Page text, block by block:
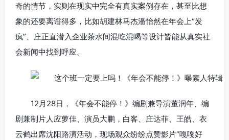
奇的情节，实则在现实中完全有真实案例存在，甚至比想
象的还要离谱得多，比如胡建林马杰潘怡然在年会上“发
疯”、庄正直潜入企业茶水间混吃混喝等设计皆能从真实社
会新闻中找到呼应。
12月28日，《年会不能停！》编剧兼导演董润年、编
剧兼制片人应萝佳、演员大鹏，白客、庄达菲、王皓、衣
云鹤出席沈阳路演活动，现场观众纷纷点赞影片“嘎嘎好